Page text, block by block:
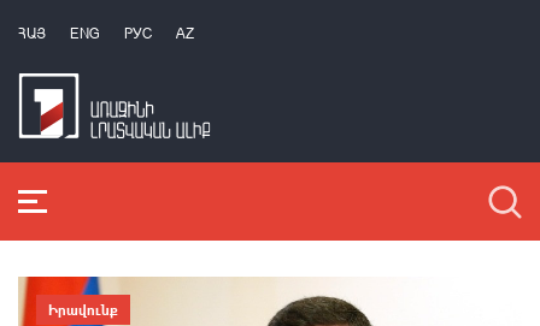
ՀԱՅ ENG РУС AZ
Իրավունք